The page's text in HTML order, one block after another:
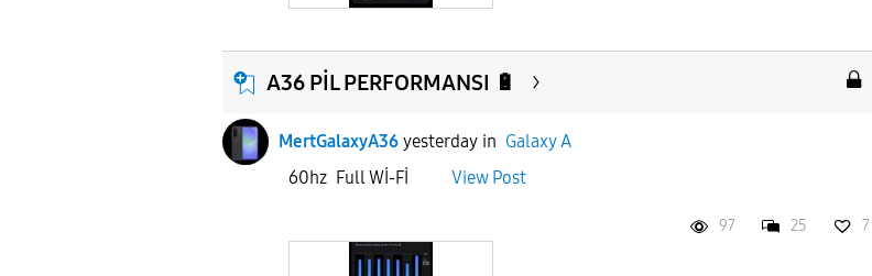
A36 PİL PERFORMANSI 🔋
MertGalaxyA36 yesterday in Galaxy A
60hz Full Wİ-Fİ View Post
97 25 7